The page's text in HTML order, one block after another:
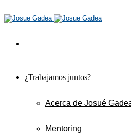
¿Trabajamos juntos?
Acerca de Josué
Mentoring